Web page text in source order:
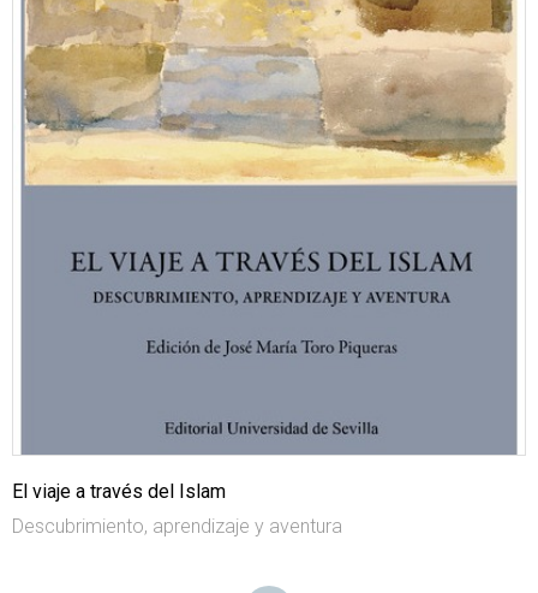
El viaje a través del Islam
Descubrimiento, aprendizaje y aventura